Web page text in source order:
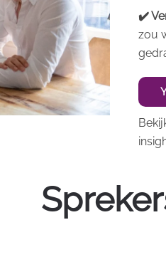
✔️
zou